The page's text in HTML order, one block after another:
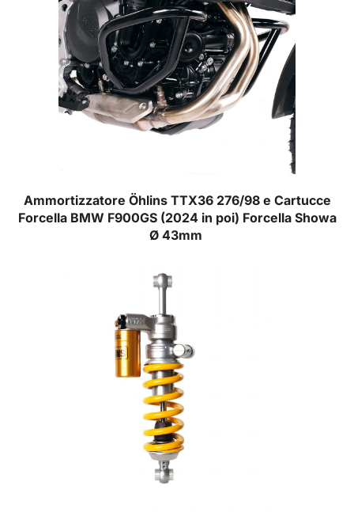
Ammortizzatore Öhlins TTX36 276/98 e Cartucce
Forcella BMW F900GS (2024 in poi) Forcella Showa
Ø 43mm